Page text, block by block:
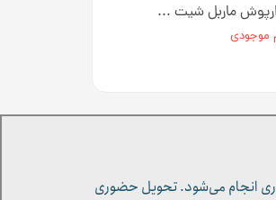
دیوارپوش ماربل شیت کد AZ2811-A [انبار تهران]
موجودی
انجام می‌شود. تحویل حضوری